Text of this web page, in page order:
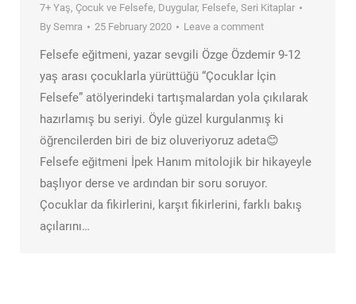
7+ Yaş, Çocuk ve Felsefe, Duygular, Felsefe, Seri Kitaplar
By Semra 25 February 2020 Leave a comment
Felsefe eğitmeni, yazar sevgili Özge Özdemir 9-12
yaş arası çocuklarla yürüttüğü “Çocuklar İçin
Felsefe” atölyerindeki tartışmalardan yola çıkılarak
hazırlamış bu seriyi. Öyle güzel kurgulanmış ki
öğrencilerden biri de biz oluveriyoruz adeta😊
Felsefe eğitmeni İpek Hanım mitolojik bir hikayeyle
başlıyor derse ve ardından bir soru soruyor.
Çocuklar da fikirlerini, karşıt fikirlerini, farklı bakış
açılarını…